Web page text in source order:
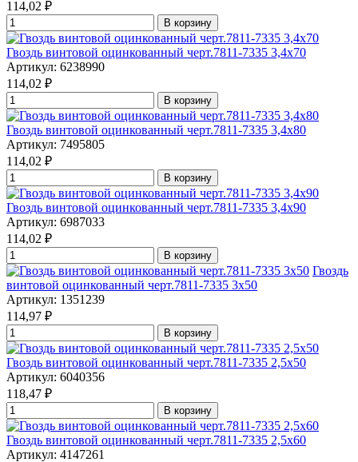
114,02 ₽
В корзину
Гвоздь винтовой оцинкованный черт.7811-7335 3,4x70
Артикул: 6238990
114,02 ₽
В корзину
Гвоздь винтовой оцинкованный черт.7811-7335 3,4x80
Артикул: 7495805
114,02 ₽
В корзину
Гвоздь винтовой оцинкованный черт.7811-7335 3,4x90
Артикул: 6987033
114,02 ₽
В корзину
Гвоздь
винтовой оцинкованный черт.7811-7335 3x50
Артикул: 1351239
114,97 ₽
В корзину
Гвоздь винтовой оцинкованный черт.7811-7335 2,5x50
Артикул: 6040356
118,47 ₽
В корзину
Гвоздь винтовой оцинкованный черт.7811-7335 2,5x60
Артикул: 4147261